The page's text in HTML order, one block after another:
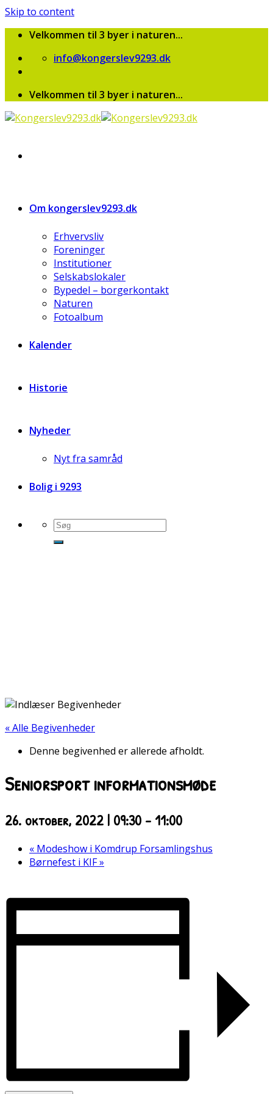
Skip to content
Velkommen til 3 byer i naturen...
info@kongerslev9293.dk
Velkommen til 3 byer i naturen...
Om kongerslev9293.dk
Erhvervsliv
Foreninger
Institutioner
Selskabslokaler
Bypedel – borgerkontakt
Naturen
Fotoalbum
Kalender
Historie
Nyheder
Nyt fra samråd
Bolig i 9293
« Alle Begivenheder
Denne begivenhed er allerede afholdt.
Seniorsport informationsmøde
26. oktober, 2022 | 09:30 - 11:00
« Modeshow i Komdrup Forsamlingshus
Børnefest i KIF»